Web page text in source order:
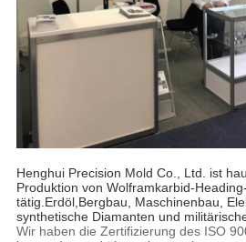
Henghui Precision Mold Co., Ltd. ist
Produktion von Wolframkarbid-
tätig.Erdöl,Bergbau, Maschinenbau,
synthetische Diamanten und
Wir haben die Zertifizierung des ISO